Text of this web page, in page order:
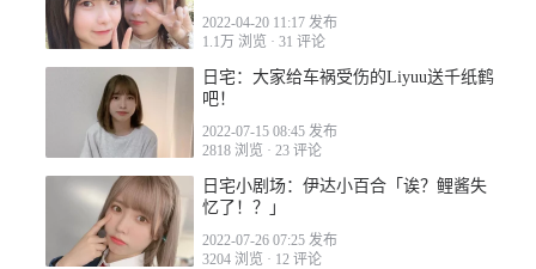
2022-04-20 11:17 发布
1.1万 浏览 · 31 评论
日宅：大家给车祸受伤的Liyuu送千纸鹤
吧！
2022-07-15 08:45 发布
2818 浏览 · 23 评论
日宅小剧场：伊达小百合「诶？鲤酱失
忆了！？」
2022-07-26 07:25 发布
3204 浏览 · 12 评论